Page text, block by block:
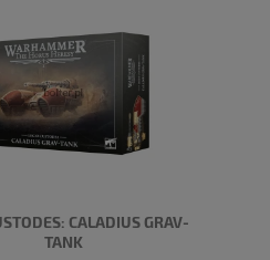
CALADIUS GRAV-
TANK